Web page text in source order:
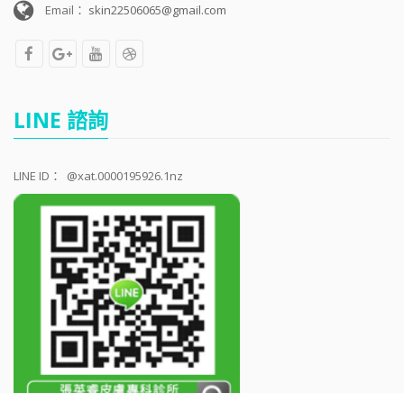
Email： skin22506065@gmail.com
LINE 諮詢
LINE ID： @xat.0000195926.1nz